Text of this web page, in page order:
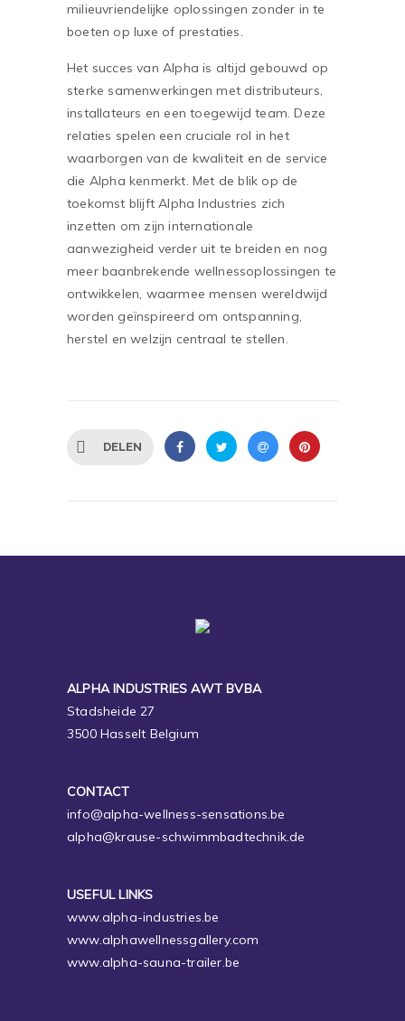
milieuvriendelijke oplossingen zonder in te
boeten op luxe of prestaties.
Het succes van Alpha is altijd gebouwd op
sterke samenwerkingen met distributeurs,
installateurs en een toegewijd team. Deze
relaties spelen een cruciale rol in het
waarborgen van de kwaliteit en de service
die Alpha kenmerkt. Met de blik op de
toekomst blijft Alpha Industries zich
inzetten om zijn internationale
aanwezigheid verder uit te breiden en nog
meer baanbrekende wellnessoplossingen te
ontwikkelen, waarmee mensen wereldwijd
worden geïnspireerd om ontspanning,
herstel en welzijn centraal te stellen.
DELEN
ALPHA INDUSTRIES AWT BVBA
Stadsheide 27
3500 Hasselt Belgium
CONTACT
info@alpha-wellness-sensations.be
alpha@krause-schwimmbadtechnik.de
USEFUL LINKS
www.alpha-industries.be
www.alphawellnessgallery.com
www.alpha-sauna-trailer.be